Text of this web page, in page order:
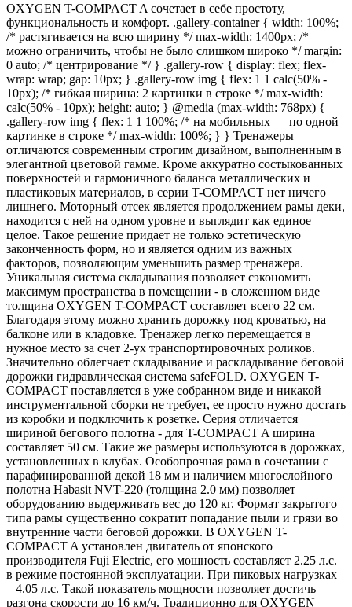
OXYGEN T-COMPACT A сочетает в себе простоту,
функциональность и комфорт. .gallery-container { width: 100%;
/* растягивается на всю ширину */ max-width: 1400px; /*
можно ограничить, чтобы не было слишком широко */ margin:
0 auto; /* центрирование */ } .gallery-row { display: flex; flex-
wrap: wrap; gap: 10px; } .gallery-row img { flex: 1 1 calc(50% -
10px); /* гибкая ширина: 2 картинки в строке */ max-width:
calc(50% - 10px); height: auto; } @media (max-width: 768px) {
.gallery-row img { flex: 1 1 100%; /* на мобильных — по одной
картинке в строке */ max-width: 100%; } } Тренажеры
отличаются современным строгим дизайном, выполненным в
элегантной цветовой гамме. Кроме аккуратно состыкованных
поверхностей и гармоничного баланса металлических и
пластиковых материалов, в серии T-COMPACT нет ничего
лишнего. Моторный отсек является продолжением рамы деки,
находится с ней на одном уровне и выглядит как единое
целое. Такое решение придает не только эстетическую
законченность форм, но и является одним из важных
факторов, позволяющим уменьшить размер тренажера.
Уникальная система складывания позволяет сэкономить
максимум пространства в помещении - в сложенном виде
толщина OXYGEN T-COMPACT составляет всего 22 см.
Благодаря этому можно хранить дорожку под кроватью, на
балконе или в кладовке. Тренажер легко перемещается в
нужное место за счет 2-ух транспортировочных роликов.
Значительно облегчает складывание и раскладывание беговой
дорожки гидравлическая система safeFOLD. OXYGEN T-
COMPACT поставляется в уже собранном виде и никакой
инструментальной сборки не требует, ее просто нужно достать
из коробки и подключить к розетке. Серия отличается
шириной бегового полотна - для T-COMPACT A ширина
составляет 50 см. Такие же размеры используются в дорожках,
установленных в клубах. Особопрочная рама в сочетании с
парафинированной декой 18 мм и наличием многослойного
полотна Habasit NVT-220 (толщина 2.0 мм) позволяет
оборудованию выдерживать вес до 120 кг. Формат закрытого
типа рамы существенно сократит попадание пыли и грязи во
внутренние части беговой дорожки. В OXYGEN T-
COMPACT A установлен двигатель от японского
производителя Fuji Electric, его мощность составляет 2.25 л.с.
в режиме постоянной эксплуатации. При пиковых нагрузках
– 4.05 л.с. Такой показатель мощности позволяет достичь
разгона скорости до 16 км/ч. Традиционно для OXYGEN